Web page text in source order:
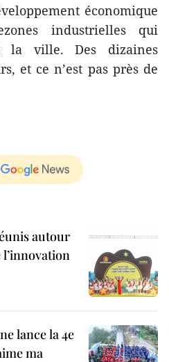
économique
industrielles qui
la ville. Des dizaines
et ce n’est pas près de
autour
l’innovation
lance la 4e
ma